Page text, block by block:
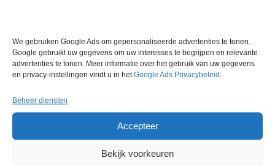
We gebruiken Google Ads om gepersonaliseerde advertenties te tonen.
Google gebruikt uw gegevens om uw interesses te begrijpen en relevante
advertenties te tonen. Meer informatie over het gebruik van uw gegevens
en privacy-instellingen vindt u in hetGoogle Ads Privacybeleid .
Beheer diensten
Accepteer
Bekijk voorkeuren
Vermogen ca. 3.4 W
Extra informatie
Gewicht 0,0 kg